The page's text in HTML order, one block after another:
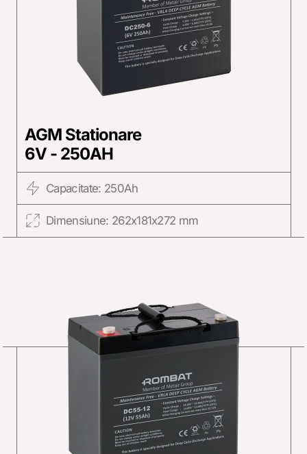
AGM Stationare
6V - 250AH
Capacitate: 250Ah
Dimensiune: 262x181x272 mm